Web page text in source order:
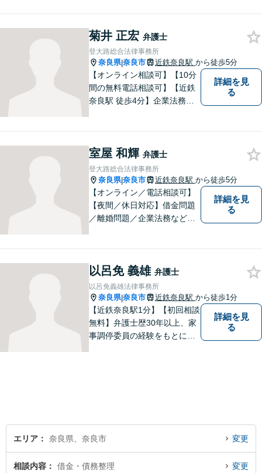
無料相談をご利用ください。
【Zoom相談可】
菊井 正宏 弁護士
登大路総合法律事務所
奈良県|奈良市 近鉄奈良駅 から徒歩5分
【オンライン相談可】【10分
間の無料電話相談可】【近鉄
奈良駅 徒歩4分】企業法務／
報をご提供します！少しでも
疑問をお持ちの方は、まずご
相談を！
詳細を見
る
室屋 和輝 弁護士
登大路総合法律事務所
奈良県|奈良市 近鉄奈良駅 から徒歩5分
【オンライン／電話相談可】
【夜間／休日対応】借金問題
／離婚問題／企業法務など幅
さまに安心を与えることを目
指します。【地域に根差した
弁護士】まずはお気軽にご相
談ください。
詳細を見
る
以呂免 義雄 弁護士
以呂免義雄法律事務所
奈良県|奈良市 近鉄奈良駅 から徒歩1分
【近鉄奈良駅1分】【初回相談
無料】弁護士歴30年以上、家
事調停委員の経験をもとに複
詳細を見
る
エリア 奈良県、奈良市 変更
相談内容 借金・債務整理 変更